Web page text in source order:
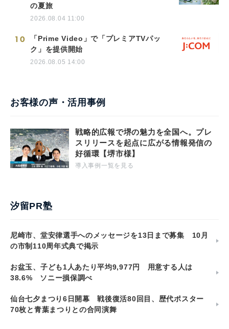
の夏旅
2026.08.04 11:00
10
「Prime Video」で「プレミアTVパッ
ク」を提供開始
2026.08.05 14:00
お客様の声・活用事例
戦略的広報で堺の魅力を全国へ。プレ
スリリースを起点に広がる情報発信の
好循環【堺市様】
導入事例一覧を見る
汐留PR塾
尼崎市、堂安律選手へのメッセージを13日まで募集 10月
の市制110周年式典で掲示
お盆玉、子ども1人あたり平均9,977円 用意する人は
38.6% ソニー損保調べ
仙台七夕まつり6日開幕 戦後復活80回目、歴代ポスター
70枚と青葉まつりとの合同演舞